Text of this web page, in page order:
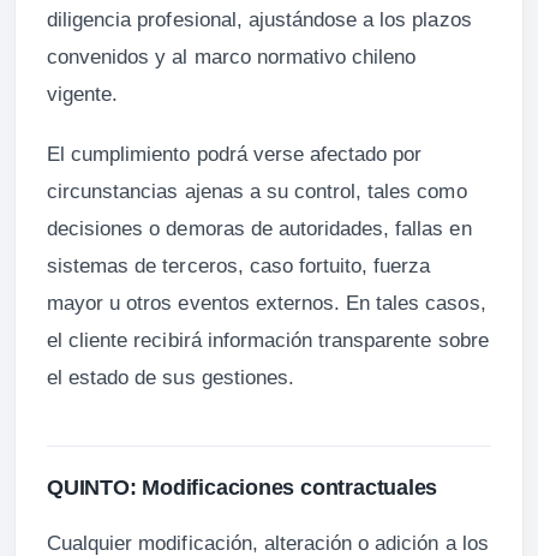
diligencia profesional, ajustándose a los plazos
convenidos y al marco normativo chileno
vigente.
El cumplimiento podrá verse afectado por
circunstancias ajenas a su control, tales como
decisiones o demoras de autoridades, fallas en
sistemas de terceros, caso fortuito, fuerza
mayor u otros eventos externos. En tales casos,
el cliente recibirá información transparente sobre
el estado de sus gestiones.
QUINTO: Modificaciones contractuales
Cualquier modificación, alteración o adición a los